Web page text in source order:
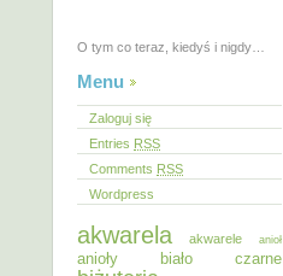
O tym co teraz, kiedyś i nigdy…
Menu
Zaloguj się
Entries RSS
Comments RSS
Wordpress
akwarela akwarele anioł
anioły biało czarne